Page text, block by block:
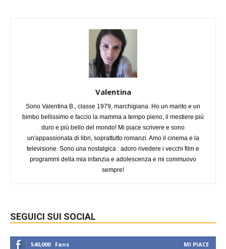
Valentina
Sono Valentina B., classe 1979, marchigiana. Ho un marito e un
bimbo bellissimo e faccio la mamma a tempo pieno, il mestiere più
duro e più bello del mondo! Mi piace scrivere e sono
un'appassionata di libri, soprattutto romanzi. Amo il cinema e la
televisione. Sono una nostalgica : adoro rivedere i vecchi film e
programmi della mia infanzia e adolescenza e mi commuovo
sempre!
SEGUICI SUI SOCIAL
540,000 Fans MI PIACE